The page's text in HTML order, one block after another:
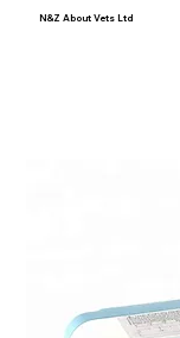
N&Z About Vets Ltd